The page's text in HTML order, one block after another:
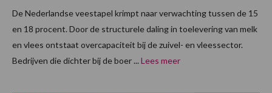
De Nederlandse veestapel krimpt naar verwachting tussen de 15
en 18 procent. Door de structurele daling in toelevering van melk
en vlees ontstaat overcapaciteit bij de zuivel- en vleessector.
Bedrijven die dichter bij de boer ... Lees meer